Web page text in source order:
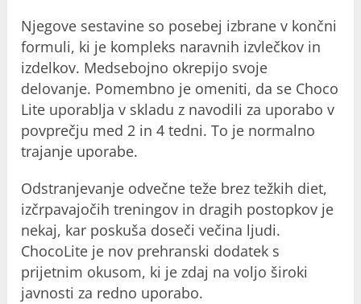
Njegove sestavine so posebej izbrane v končni
formuli, ki je kompleks naravnih izvlečkov in
izdelkov. Medsebojno okrepijo svoje
delovanje. Pomembno je omeniti, da se Choco
Lite uporablja v skladu z navodili za uporabo v
povprečju med 2 in 4 tedni. To je normalno
trajanje uporabe.
Odstranjevanje odvečne teže brez težkih diet,
izčrpavajočih treningov in dragih postopkov je
nekaj, kar poskuša doseči večina ljudi.
ChocoLite je nov prehranski dodatek s
prijetnim okusom, ki je zdaj na voljo široki
javnosti za redno uporabo.